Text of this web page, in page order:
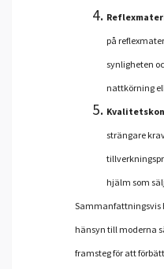
på
synligheten
nattkörning
strängare
hjälm som
Sammanfattningsvis
hänsyn till moderna
framsteg för att